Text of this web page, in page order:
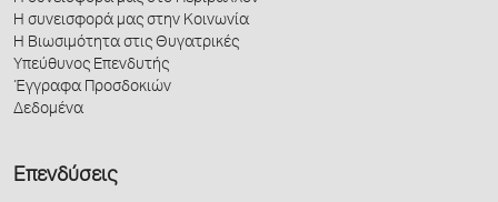
Η συνεισφορά μας στην Κοινωνία
Η Βιωσιμότητα στις Θυγατρικές
Υπεύθυνος Επενδυτής
Έγγραφα Προσδοκιών
Δεδομένα
Επενδύσεις